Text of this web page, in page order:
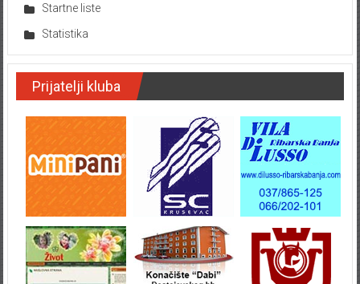
Startne liste
Statistika
Prijatelji kluba